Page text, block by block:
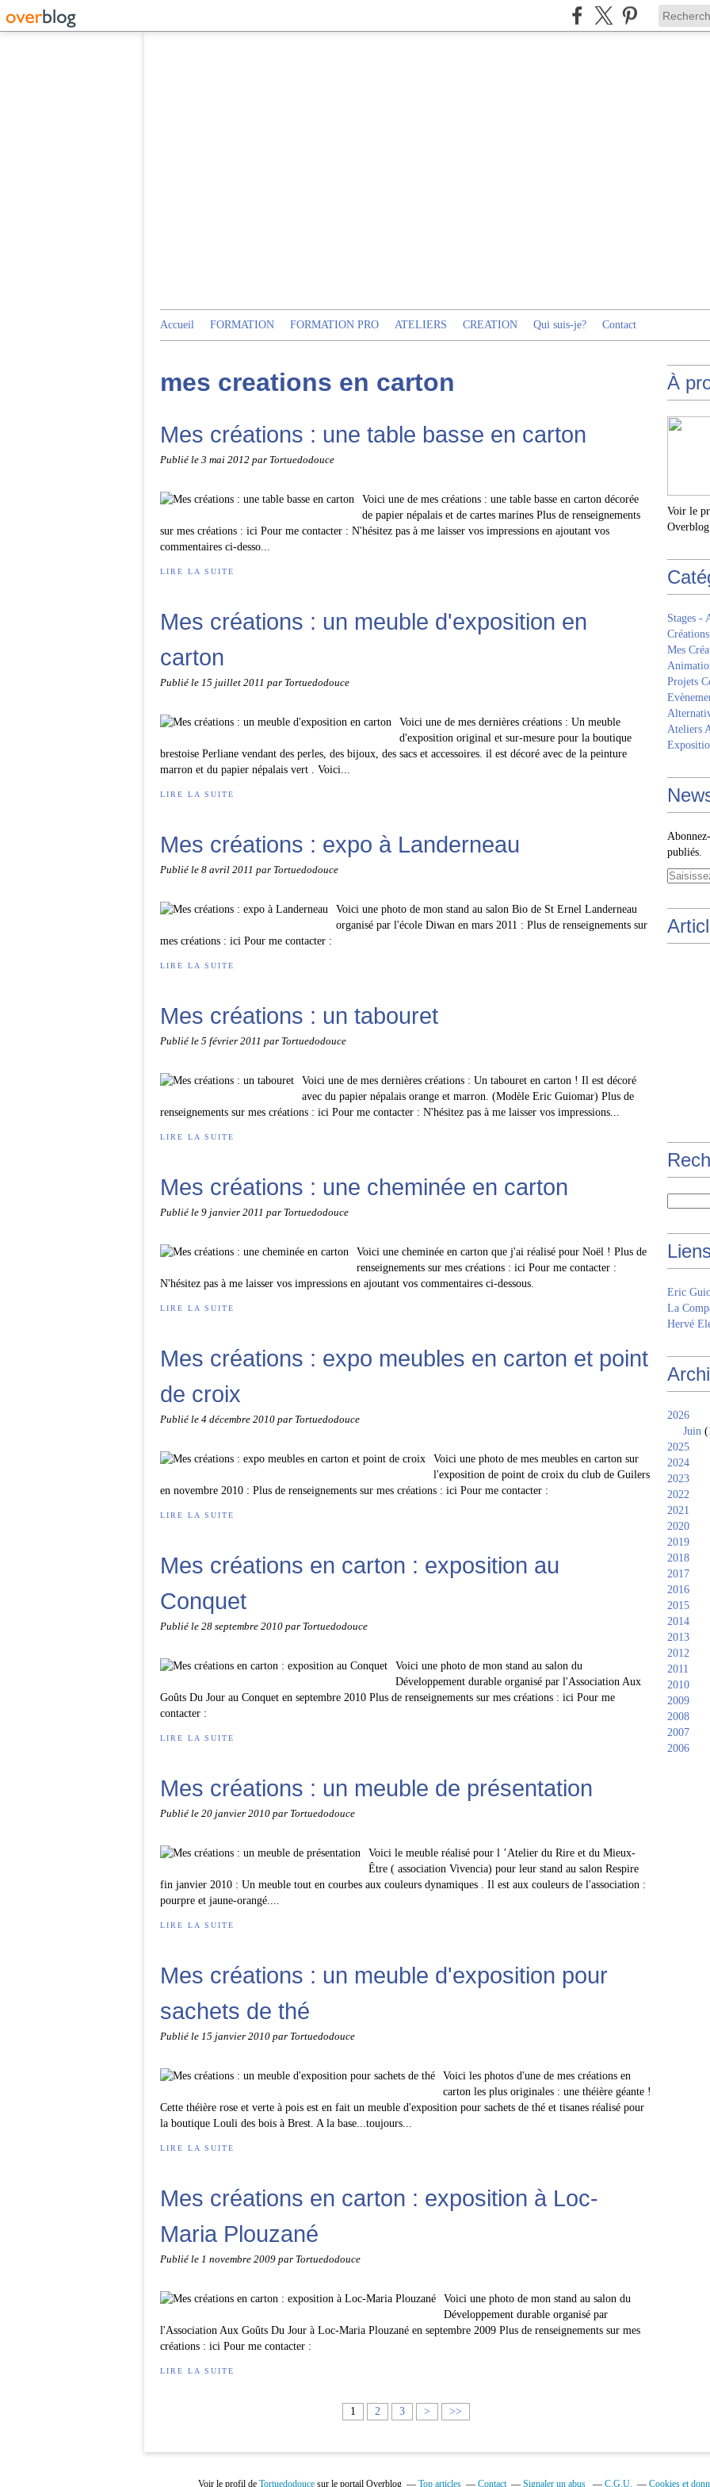
Accueil FORMATION FORMATION PRO ATELIERS CREATION Qui suis-je? Contact
mes creations en carton
Mes créations : une table basse en carton
Publié le 3 mai 2012 par Tortuedodouce
Voici une de mes créations : une table basse en carton décorée
de papier népalais et de cartes marines Plus de renseignements
sur mes créations : ici Pour me contacter : N'hésitez pas à me laisser vos impressions en ajoutant vos
commentaires ci-desso...
LIRE LA SUITE
Mes créations : un meuble d'exposition en
carton
Publié le 15 juillet 2011 par Tortuedodouce
Voici une de mes dernières créations : Un meuble
d'exposition original et sur-mesure pour la boutique
brestoise Perliane vendant des perles, des bijoux, des sacs et accessoires. il est décoré avec de la peinture
marron et du papier népalais vert . Voici...
LIRE LA SUITE
Mes créations : expo à Landerneau
Publié le 8 avril 2011 par Tortuedodouce
Voici une photo de mon stand au salon Bio de St Ernel Landerneau
organisé par l'école Diwan en mars 2011 : Plus de renseignements sur
mes créations : ici Pour me contacter :
LIRE LA SUITE
Mes créations : un tabouret
Publié le 5 février 2011 par Tortuedodouce
Voici une de mes dernières créations : Un tabouret en carton ! Il est décoré
avec du papier népalais orange et marron. (Modèle Eric Guiomar) Plus de
renseignements sur mes créations : ici Pour me contacter : N'hésitez pas à me laisser vos impressions...
LIRE LA SUITE
Mes créations : une cheminée en carton
Publié le 9 janvier 2011 par Tortuedodouce
Voici une cheminée en carton que j'ai réalisé pour Noël ! Plus de
renseignements sur mes créations : ici Pour me contacter :
N'hésitez pas à me laisser vos impressions en ajoutant vos commentaires ci-dessous.
LIRE LA SUITE
Mes créations : expo meubles en carton et point
de croix
Publié le 4 décembre 2010 par Tortuedodouce
Voici une photo de mes meubles en carton sur
l'exposition de point de croix du club de Guilers
en novembre 2010 : Plus de renseignements sur mes créations : ici Pour me contacter :
LIRE LA SUITE
Mes créations en carton : exposition au
Conquet
Publié le 28 septembre 2010 par Tortuedodouce
Voici une photo de mon stand au salon du
Développement durable organisé par l'Association Aux
Goûts Du Jour au Conquet en septembre 2010 Plus de renseignements sur mes créations : ici Pour me
contacter :
LIRE LA SUITE
Mes créations : un meuble de présentation
Publié le 20 janvier 2010 par Tortuedodouce
Voici le meuble réalisé pour l ’Atelier du Rire et du Mieux-
Être ( association Vivencia) pour leur stand au salon Respire
fin janvier 2010 : Un meuble tout en courbes aux couleurs dynamiques . Il est aux couleurs de l'association :
pourpre et jaune-orangé....
LIRE LA SUITE
Mes créations : un meuble d'exposition pour
sachets de thé
Publié le 15 janvier 2010 par Tortuedodouce
Voici les photos d'une de mes créations en
carton les plus originales : une théière géante !
Cette théière rose et verte à pois est en fait un meuble d'exposition pour sachets de thé et tisanes réalisé pour
la boutique Louli des bois à Brest. A la base...toujours...
LIRE LA SUITE
Mes créations en carton : exposition à Loc-
Maria Plouzané
Publié le 1 novembre 2009 par Tortuedodouce
Voici une photo de mon stand au salon du
Développement durable organisé par
l'Association Aux Goûts Du Jour à Loc-Maria Plouzané en septembre 2009 Plus de renseignements sur mes
créations : ici Pour me contacter :
LIRE LA SUITE
1 2 3 > >>
À
Voir le
Overblog
Stages -
Mes
Projets
Ateliers
publiés.
Eric
La
Hervé
2026
Juin
2025
2024
2023
2022
2021
2020
2019
2018
2017
2016
2015
2014
2013
2012
2011
2010
2009
2008
2007
2006
Voir le profil de Tortuedodouce sur le portail Overblog Top articles Contact Signaler un abus C.G.U. Cookies et